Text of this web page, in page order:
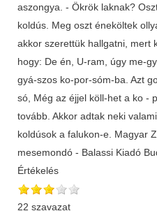
aszongya. - Ökrök laknak?
koldús. Meg oszt éneköltek
akkor szerettük hallgatni, mert
hogy: De én, U-ram, úgy me-
gyá-szos ko-por-sóm-ba. Azt
só, Még az éjjel köll-het a ko -
tovább. Akkor adtak neki
koldúsok a falukon-e. Magyar
mesemondó - Balassi Kiadó
Értékelés
22 szavazat